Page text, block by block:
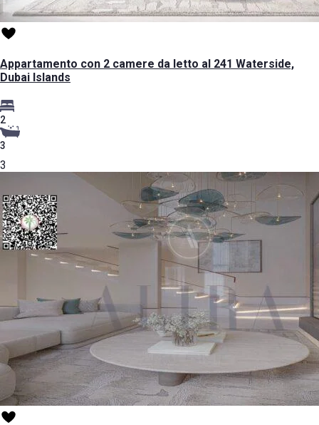
Appartamento con 2 camere da letto al 241 Waterside,
Dubai Islands
2
3
3